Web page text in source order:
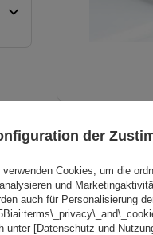
der
verwenden Cookies, um die
und
auch für Personalisierung
unter [Datenschutz und